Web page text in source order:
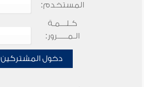
المستخدم:
كـلـــمـة
الـمـــــرور:
دخول المشتركين